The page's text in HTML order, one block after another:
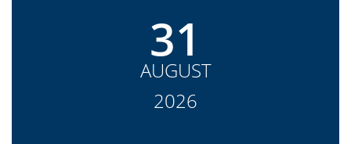
31
AUGUST
2026